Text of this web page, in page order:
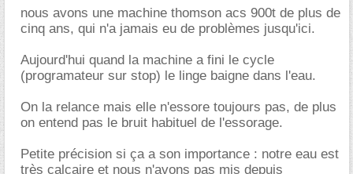
nous avons une machine thomson acs 900t de plus de
cinq ans, qui n'a jamais eu de problèmes jusqu'ici.
Aujourd'hui quand la machine a fini le cycle
(programateur sur stop) le linge baigne dans l'eau.
On la relance mais elle n'essore toujours pas, de plus
on entend pas le bruit habituel de l'essorage.
Petite précision si ça a son importance : notre eau est
très calcaire et nous n'avons pas mis depuis